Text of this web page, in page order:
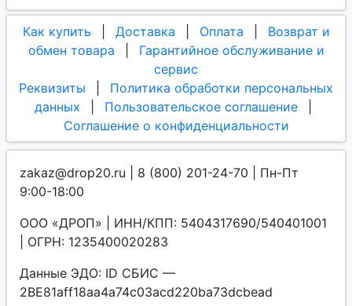
Как купить Доставка Оплата
Возврат и
обмен товара
Гарантийное обслуживание и
сервис
Реквизиты
Политика обработки персональных
данных
Пользовательское соглашение
Соглашение о конфиденциальности
zakaz@drop20.ru | 8 (800) 201-24-70 | Пн-Пт
9:00-18:00
ООО «ДРОП» | ИНН/КПП: 5404317690/540401001
| ОГРН: 1235400020283
Данные ЭДО: ID СБИС —
2BE81aff18aa4a74c03acd220ba73dcbead